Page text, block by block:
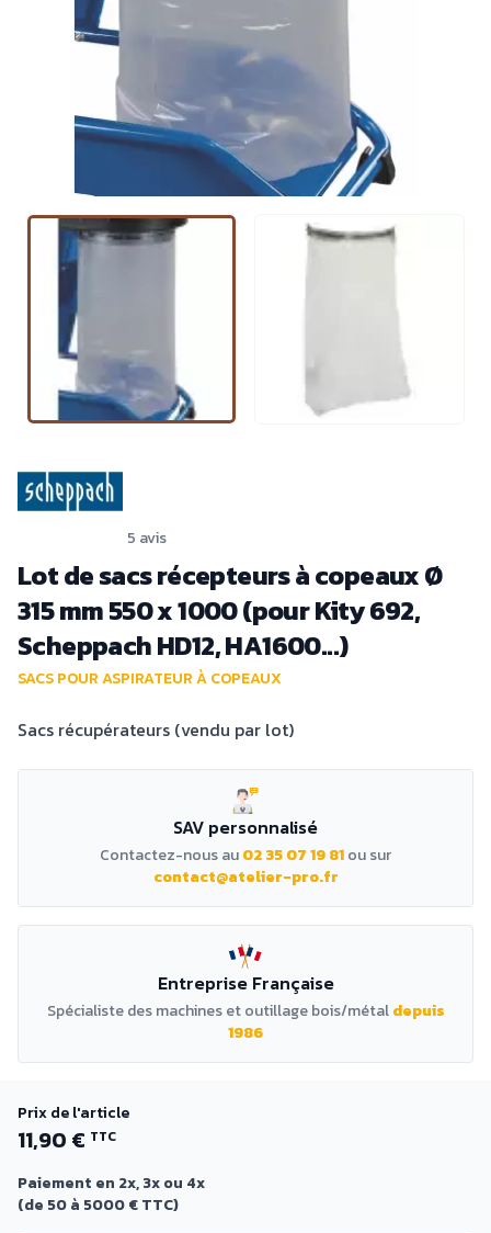
5 avis
Lot de sacs récepteurs à copeaux Ø
315 mm 550 x 1000 (pour Kity 692,
Scheppach HD12, HA1600...)
SACS POUR ASPIRATEUR À COPEAUX
Sacs récupérateurs (vendu par lot)
SAV personnalisé
Contactez-nous au02 35 07 19 81ou sur
contact@atelier-pro.fr
Entreprise Française
Spécialiste des machines et outillage bois/métaldepuis
1986
Prix de l'article
11,90 € TTC
Paiement en 2x, 3x ou 4x
(de 50 à 5000 € TTC)